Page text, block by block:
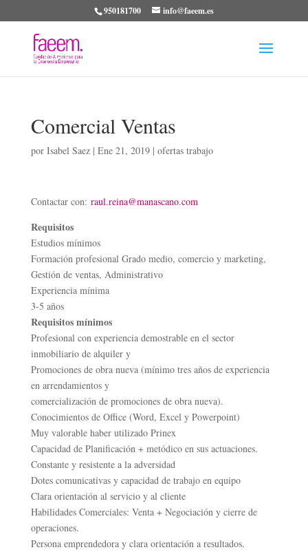
950181700 info@faeem.es
Comercial Ventas
por Isabel Saez| Ene 21, 2019| ofertas trabajo
Contactar con: raul.reina@manascano.com
Requisitos
Estudios mínimos
Formación profesional Grado medio, comercio y marketing,
Gestión de ventas, Administrativo
Experiencia mínima
3-5 años
Requisitos mínimos
Profesional con experiencia demostrable en el sector
inmobiliario de alquiler y
Promociones de obra nueva (mínimo tres años de experiencia
en arrendamientos y
comercialización de promociones de obra nueva).
Conocimientos de Office (Word, Excel y Powerpoint)
Muy valorable haber utilizado Prinex
Capacidad de Planificación + metódico en sus actuaciones.
Constante y resistente a la adversidad
Dotes comunicativas y capacidad de trabajo en equipo
Clara orientación al servicio y al cliente
Habilidades Comerciales: Venta + Negociación y cierre de
operaciones.
Persona emprendedora y clara orientación a resultados.